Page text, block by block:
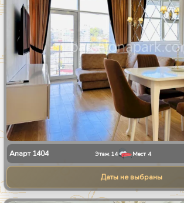
Апарт 1404 Этаж 14 Мест 4
Даты не выбраны